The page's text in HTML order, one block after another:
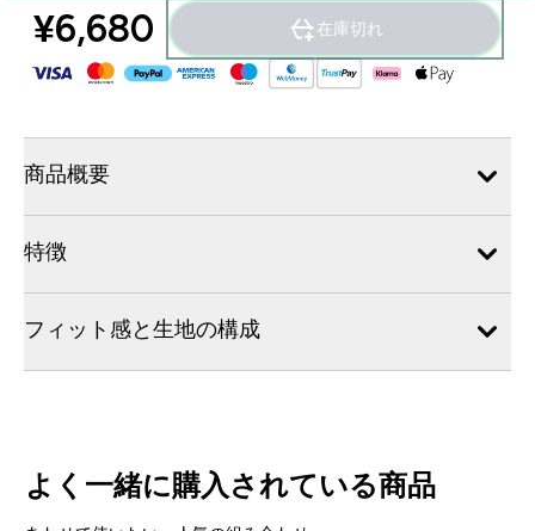
¥6,680‎ 在庫切れ
商品概要
特徴
フィット感と生地の構成
よく一緒に購入されている商品